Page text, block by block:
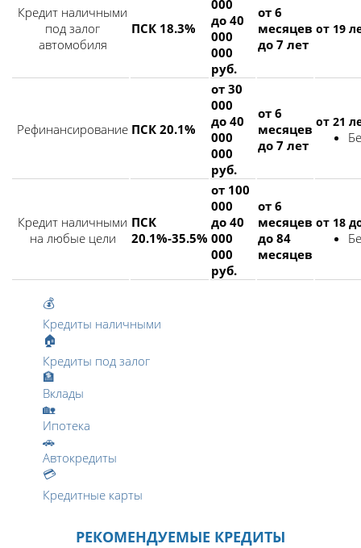
Кредит наличными
под залог
автомобиля
ПСК 18.3%
000
до 40
000
000
руб.
от 6
месяцев
до 7 лет
от 19
Рефинансирование ПСК 20.1%
от 30
000
до 40
000
000
руб.
от 6
месяцев
до 7 лет
от 21
Кредит наличными
на любые цели
ПСК
20.1%-35.5%
от 100
000
до 40
000
000
руб.
от 6
месяцев
до 84
месяцев
от 18
💰
Кредиты наличными
🏠
Кредиты под залог
🏦
Вклады
🏡
Ипотека
🚗
Автокредиты
💳
Кредитные карты
РЕКОМЕНДУЕМЫЕ КРЕДИТЫ